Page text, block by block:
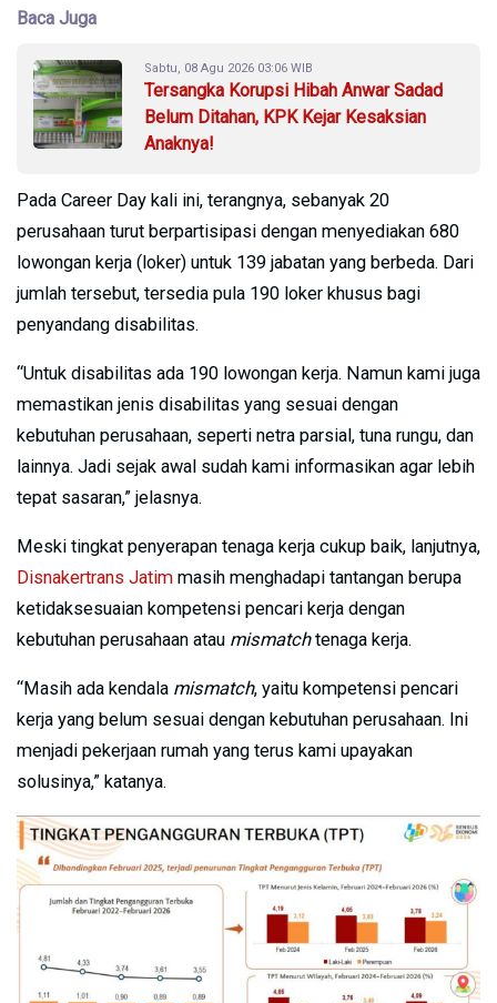
Baca Juga
Sabtu, 08 Agu 2026 03:06 WIB
Tersangka Korupsi Hibah Anwar Sadad
Belum Ditahan, KPK Kejar Kesaksian
Anaknya!
Pada Career Day kali ini, terangnya, sebanyak 20
perusahaan turut berpartisipasi dengan menyediakan 680
lowongan kerja (loker) untuk 139 jabatan yang berbeda. Dari
jumlah tersebut, tersedia pula 190 loker khusus bagi
penyandang disabilitas.
“Untuk disabilitas ada 190 lowongan kerja. Namun kami juga
memastikan jenis disabilitas yang sesuai dengan
kebutuhan perusahaan, seperti netra parsial, tuna rungu, dan
lainnya. Jadi sejak awal sudah kami informasikan agar lebih
tepat sasaran,” jelasnya.
Meski tingkat penyerapan tenaga kerja cukup baik, lanjutnya,
Disnakertrans Jatim masih menghadapi tantangan berupa
ketidaksesuaian kompetensi pencari kerja dengan
kebutuhan perusahaan atau mismatchtenaga kerja.
“Masih ada kendala mismatch, yaitu kompetensi pencari
kerja yang belum sesuai dengan kebutuhan perusahaan. Ini
menjadi pekerjaan rumah yang terus kami upayakan
solusinya,” katanya.